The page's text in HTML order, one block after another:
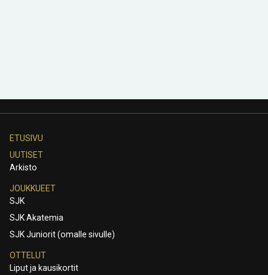
ETUSIVU
UUTISET
Arkisto
JOUKKUEET
SJK
SJK Akatemia
SJK Juniorit (omalle sivulle)
OTTELUT
Liput ja kausikortit